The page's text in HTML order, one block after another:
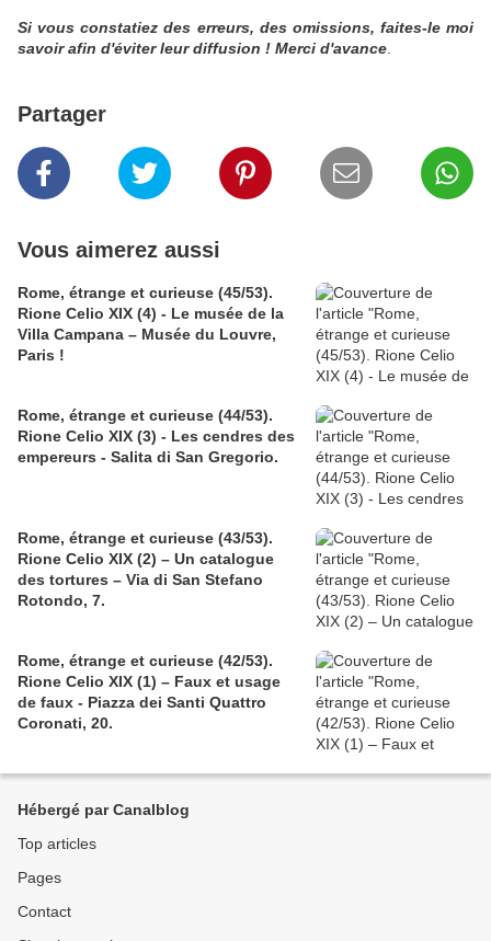
Si vous constatiez des erreurs, des omissions, faites-le moi
savoir afin d'éviter leur diffusion ! Merci d'avance
Partager
Vous aimerez aussi
Rome, étrange et curieuse (45/53).
Rione Celio XIX (4) - Le musée de la
Villa Campana – Musée du Louvre,
Paris !
Rome, étrange et curieuse (44/53).
Rione Celio XIX (3) - Les cendres des
empereurs - Salita di San Gregorio.
Rome, étrange et curieuse (43/53).
Rione Celio XIX (2) – Un catalogue
des tortures – Via di San Stefano
Rotondo, 7.
Rome, étrange et curieuse (42/53).
Rione Celio XIX (1) – Faux et usage
de faux - Piazza dei Santi Quattro
Coronati, 20.
Hébergé par Canalblog
Top articles
Pages
Contact